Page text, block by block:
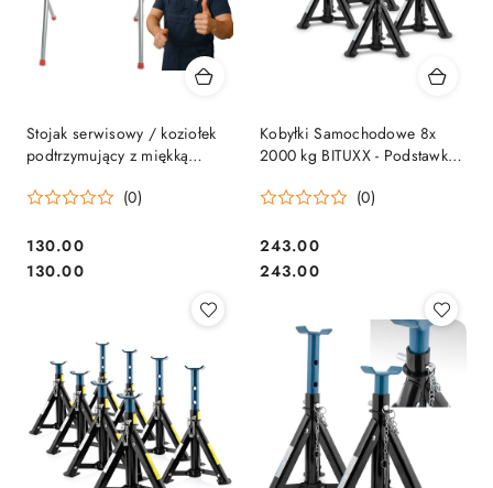
Stojak serwisowy / koziołek
podtrzymujący z miękką
(0)
Cena:
130.00
Cena:
130.00
Kobyłki Samochodowe 8x
2000 kg BITUXX - Podstawki
Składane
(0)
Cena:
243.00
Cena:
243.00